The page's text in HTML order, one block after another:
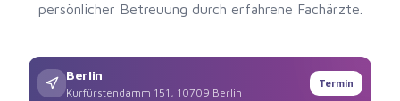
persönlicher Betreuung durch erfahrene Fachärzte.
Berlin
Kurfürstendamm 151, 10709 Berlin
Termin